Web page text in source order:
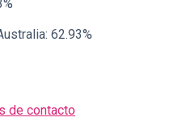
62.93%
de contacto